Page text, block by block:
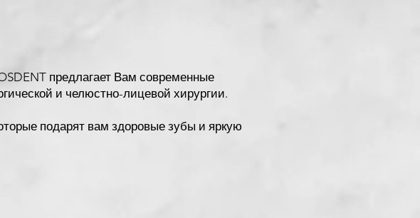
предлагает Вам современные
и челюстно-лицевой хирургии.
подарят вам здоровые зубы и яркую